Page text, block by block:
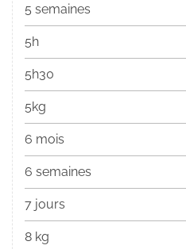
5 semaines
5h
5h30
5kg
6 mois
6 semaines
7 jours
8 kg